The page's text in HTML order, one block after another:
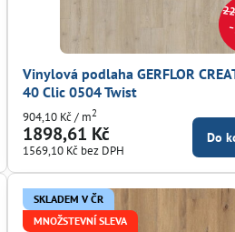
Vinylová podlaha GERFLOR
40 Clic 0504 Twist
1898,61 Kč
1569,10 Kč bez DPH
904,10 Kč/ m2
Do
SKLADEM V ČR
MNOŽSTEVNÍ SLEVA